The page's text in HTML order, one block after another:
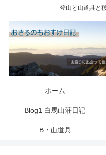
登山と山道具と
ホーム
Blog1 白馬山荘日記
B・山道具